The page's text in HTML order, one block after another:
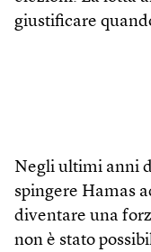
giustificare
Negli ultimi anni
spingere Hamas
diventare una
non è stato